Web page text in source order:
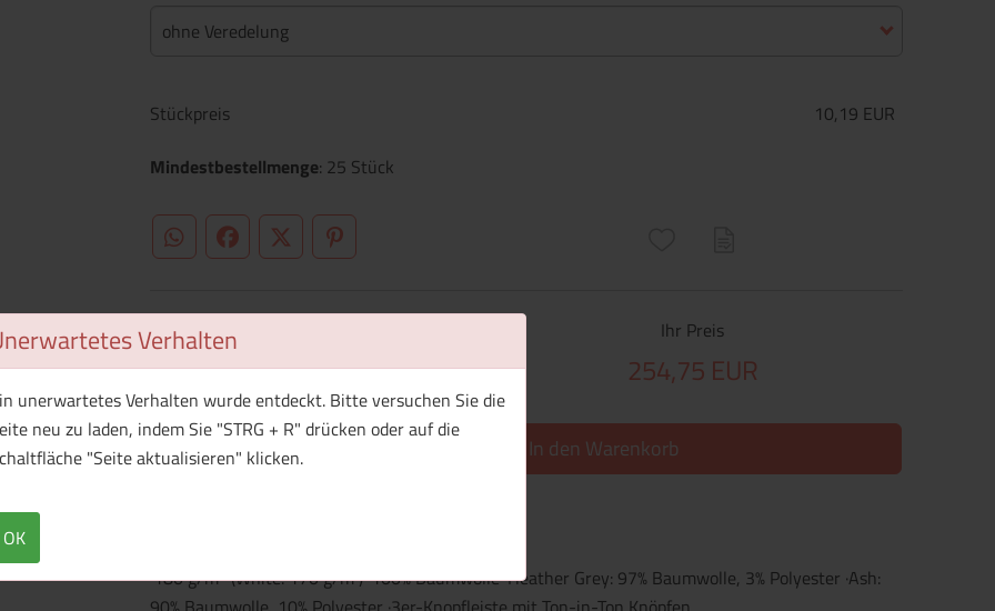
Verhalten
unerwartetes Verhalten wurde entdeckt. Bitte versuchen Sie die
neu zu laden, indem Sie "STRG + R" drücken oder auf die
"Seite aktualisieren" klicken.
OK
ohne Veredelung
Stückpreis
10,19 EUR
Mindestbestellmenge: 25 Stück
WhatsApp (#[creator\plugin\share\core\structs\SocialSharingServiceSettings]:only_chrome#)
FacebookTwitter (#[creator\plugin\share\core\structs\SocialSharingServiceSettings]:formaly_twitter#)
Pinterest
Ihr Preis
254,75 EUR
1 Muster bestellen In den Warenkorb
·180 g/m² ·(White: 170 g/m²) ·100% Baumwolle ·Heather Grey: 97% Baumwolle, 3% Polyester ·Ash: